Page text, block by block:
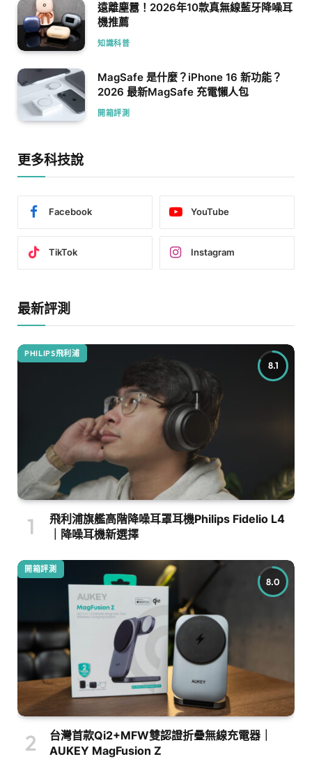
遠離塵囂！2026年10款真無線藍牙降噪耳
機推薦
知識科普
MagSafe 是什麼？iPhone 16 新功能？
2026 最新MagSafe 充電懶人包
開箱評測
更多科技說
Facebook YouTube
TikTok Instagram
最新評測
8.1
PHILIPS飛利浦
飛利浦旗艦高階降噪耳罩耳機Philips Fidelio L4
｜降噪耳機新選擇
8.0
開箱評測
台灣首款Qi2+MFW雙認證折疊無線充電器｜
AUKEY MagFusion Z